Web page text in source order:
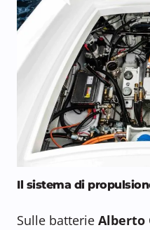
Il sistema di
Sulle batterie Alberto